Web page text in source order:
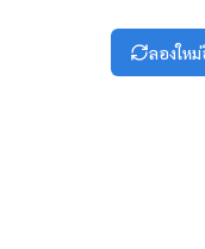
ลองให